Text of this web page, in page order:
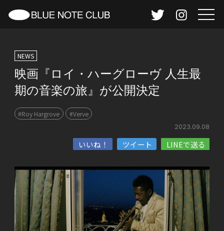
NEWS
映画『ロイ・ハーグローヴ 人生最
期の音楽の旅』が公開決定
#Roy Hargrove #Verve
2023.09.08
いいね！ ツイート LINEで送る